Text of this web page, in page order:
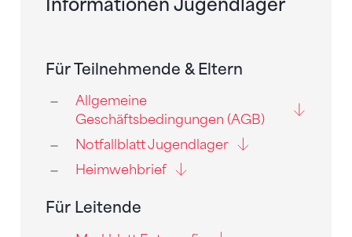
Informationen Jugendlager
Für Teilnehmende & Eltern
Allgemeine
Geschäftsbedingungen (AGB)
Notfallblatt Jugendlager
Heimwehbrief
Für Leitende